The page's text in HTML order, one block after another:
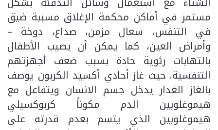
مستمر في أماكن محكمة الإغلاق مسببة ضيق
في التنفس، سعال مزمن، صداع، دوخة –
وأمراض العين، كما يمكن أن يصيب الأطفال
بالتهابات رئوية حادة بسبب ضعف أجهزتهم
التنفسية. حيث غاز أحادي أكسيد الكربون يوصف
بالغاز الغدار يدخل جسم الانسان ويتفاعل مع
هيموغلوبين الدم مكوناً كربوكسيلي
هيموغلوبين الذي يتسم بعدم قدرته على